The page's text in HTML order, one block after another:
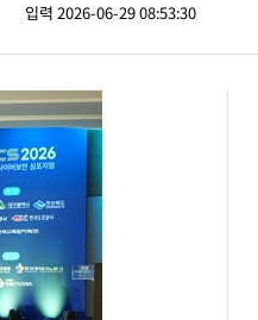
입력 2026-06-29 08:53:30